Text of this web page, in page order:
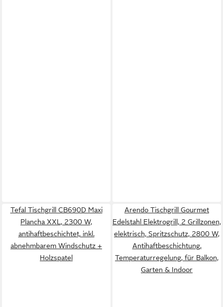
Tefal Tischgrill CB690D Maxi
Plancha XXL, 2300 W,
antihaftbeschichtet, inkl.
abnehmbarem Windschutz +
Holzspatel
Arendo Tischgrill Gourmet
Edelstahl Elektrogrill, 2 Grillzonen,
elektrisch, Spritzschutz, 2800 W,
Antihaftbeschichtung,
Temperaturregelung, für Balkon,
Garten & Indoor